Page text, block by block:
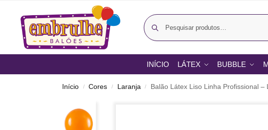
INÍCIO LÁTEX BUBBLE
Início / Cores / Laranja / Balão Látex Liso Linha Profissional –